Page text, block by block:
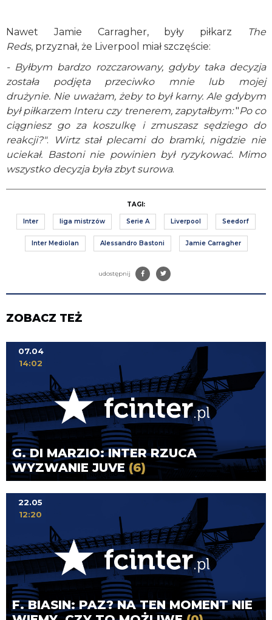
Nawet Jamie Carragher, były piłkarz
The
Reds, przyznał, że Liverpool miał szczęście:
- Byłbym bardzo rozczarowany, gdyby taka decyzja
została podjęta przeciwko mnie lub mojej
drużynie. Nie uważam, żeby to był karny. Ale gdybym
był piłkarzem Interu czy trenerem, zapytałbym:"Po co
ciągniesz go za koszulkę i zmuszasz sędziego do
reakcji?".
Wirtz stał plecami do bramki, nigdzie nie
uciekał. Bastoni nie powinien był ryzykować. Mimo
wszystko decyzja była zbyt surowa.
TAGI:
Inter liga mistrzów Serie A Liverpool Seedorf
Inter Mediolan Alessandro Bastoni Jamie Carragher
udostępnij
ZOBACZ TEŻ
G. DI MARZIO: INTER RZUCA
WYZWANIE JUVE(6)
07.04
14:02
F. BIASIN: PAZ? NA TEN MOMENT NIE
22.05
12:20